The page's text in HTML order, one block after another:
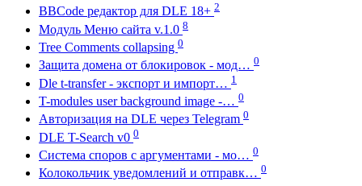
BBCode редактор для DLE 18+ 2
Модуль Меню сайта v.1.0 8
Tree Comments collapsing 0
Защита домена от блокировок - мод… 0
Dle t-transfer - экспорт и импорт… 1
T-modules user background image -… 0
Авторизация на DLE через Telegram 0
DLE T-Search v0 0
Система споров с аргументами - мо… 0
Колокольчик уведомлений и отправк… 0